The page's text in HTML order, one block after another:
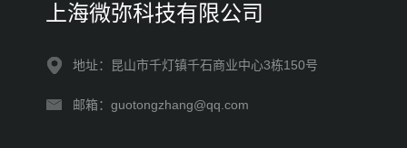
上海微弥科技有限公司
地址：昆山市千灯镇千石商业中心3栋150号
邮箱：guotongzhang@qq.com